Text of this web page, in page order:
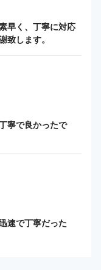
早く、丁寧に対応
致します。
寧で良かったで
速で丁寧だった